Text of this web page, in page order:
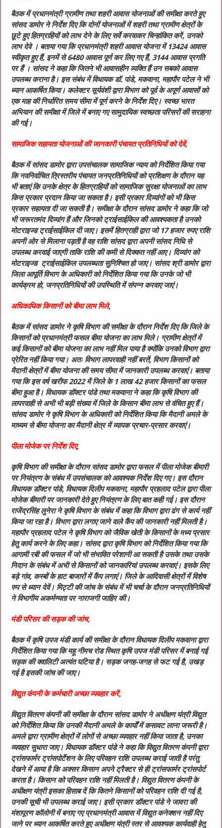
बैठक में प्रधानमंत्री ग्रामीण तथा शहरी आवास योजनाओं की समीक्षा करते हुए
सांसद डामोर ने निर्देश दिए कि दोनों योजनाओं में शहरी तथा ग्रामीण क्षेत्रों के
छूटे हुए हितग्राहियों को लाभ देने के लिए सर्वे करवाकर चिन्हांकित करें, उनको
लाभ देवे । बताया गया कि प्रधानमंत्री शहरी आवास योजना में 13424 आवास
स्वीकृत हुए हैं, इनमें से 6480 आवास पूर्ण कर लिए गए हैं, 3144 आवास प्रगति
पर हैं । सांसद ने कहा कि जितने भी आवासहीन व्यक्ति हैं उन सबको आवास
उपलब्ध कराना है। इस संबंध में विधायक डॉ. पांडे, मकवाना, महापौर पटेल ने भी
ध्यान आकर्षित किया। कलेक्टर सूर्यवंशी द्वारा विभाग को पूर्व के अपूर्ण आवासों को
एक माह की निर्धारित समय सीमा में पूर्ण करने के निर्देश दिए। स्वच्छ भारत
अभियान की समीक्षा में जिले में बनाए गए सामुदायिक स्वच्छता परिसरों की सराहना
की गई।
सामाजिक सहायता योजनाओं की जानकारी पंचायत प्रतिनिधियों को देवें,
बैठक में सांसद डामोर द्वारा उपसंचालक सामाजिक न्याय को निर्देशित किया गया
कि नवनिर्वाचित त्रिस्तरीय पंचायत जनप्रतिनिधियों को प्रशिक्षण के दौरान यह
भी बताएं कि उनके क्षेत्र के हितग्राहियों को सामाजिक सुरक्षा योजनाओं का लाभ
किस प्रकार प्रदान किया जा सकता है। इसी प्रकार दिव्यांगों को भी किस
प्रकार सहायता दी जा सकती है। समीक्षा के दौरान सांसद डामोर ने कहा कि जो
भी जरूरतमंद दिव्यांग हैं और जिनको ट्राईसाईकिल की आवश्यकता है उनको
मोटराइज्ड ट्राईसाईकिल दी जाए। इसमें हितग्राही द्वारा जो 17 हजार रुपए राशि
अपनी ओर से मिलाना पड़ती है वह राशि सांसद द्वारा अपनी सांसद निधि से
उपलब्ध करवाई जाएगी ताकि राशि की कमी से दिक्कत नहीं आए। दिव्यांग को
मोटराइज्ड ट्राईसाईकिल उपलब्धता सुनिश्चित हो जाए। सांसद श्री डामोर द्वारा
जिला आपूर्ति विभाग के अधिकारी को निर्देशित किया गया कि उनके जो भी
कार्यक्रम हो, जनप्रतिनिधियों की उपस्थिति में संपन्न करवाए जाएं।
अधिकाधिक किसानों को बीमा लाभ मिले,
बैठक में सांसद डामोर ने कृषि विभाग की समीक्षा के दौरान निर्देश दिए कि जिले के
किसानों को प्रधानमंत्री फसल बीमा योजना का लाभ मिले। ग्रामीण क्षेत्रों में
कई किसानों को बीमा योजना का लाभ नहीं मिल पाया है क्योंकि उनको विभाग द्वारा
प्रेरित नहीं किया गया। अतः विभाग लापरवाही नहीं बरतें, विभाग किसानों को
मैदानी क्षेत्रों में बीमा योजना की समय सीमा में जानकारी उपलब्ध करवाएं। बताया
गया कि इस वर्ष खरीफ 2022 में जिले के 1 लाख 42 हजार किसानों का फसल
बीमा हुआ है। विधायक डॉक्टर पांडे तथा मकवाना ने कहा कि कृषि विभाग की
लापरवाही से अभी भी बड़ी संख्या में जिले के किसान बीमा लाभ से वंचित हुए हैं।
सांसद डामोर ने कृषि विभाग के अधिकारी को निर्देशित किया कि मैदानी अमले के
माध्यम से बीमा योजना का मैदानी क्षेत्र में व्यापक प्रचार-प्रसार करवाएं।
पीला मोजेक पर निर्देश दिए,
कृषि विभाग की समीक्षा के दौरान सांसद डामोर द्वारा फसल में पीला मोजेक बीमारी
पर नियंत्रण के संबंध में उपसंचालक को आवश्यक निर्देश दिए गए। इस दौरान
विधायक डॉक्टर पांडे, विधायक दिलीप मकवाना, महापौर प्रहलाद पटेल द्वारा पीला
मोजेक बीमारी पर जानकारी देते हुए नियंत्रण के लिए बात कही गई। इस दौरान
राजेंद्रसिंह लुनेरा ने कृषि विभाग के संबंध में कहा कि विभाग द्वारा ढंग से कार्य नहीं
किया जा रहा है। विभाग द्वारा लगाए जाने वाले कैंप की जानकारी नहीं मिलती है।
महापौर प्रहलाद पटेल ने कृषि विभाग को जैविक खेती के किसानों के मध्य प्रसार
हेतु कार्य करने के लिए कहा। सांसद द्वारा कृषि विभाग को निर्देशित किया गया कि
आगामी रबी की फसल में जो भी संभावित परेशानी आ सकती है उसके तथा उसके
निदान के संबंध में अभी से किसानों को जानकारियां उपलब्ध करवाएं। इसके लिए
बड़े गांव, कस्बों के हाट बाजारों में कैंप लगाएं। जिले के आदिवासी क्षेत्रों में विशेष
रुप से ध्यान देवें। मिट्टी की जांच के संबंध में भी चर्चा के दौरान जनप्रतिनिधियों
ने विभागीय अकर्मण्यता पर नाराजगी जाहिर की।
मंडी परिसर की सड़क की जांच,
बैठक में कृषि उपज मंडी कार्य की समीक्षा के दौरान विधायक दिलीप मकवाना द्वारा
निर्देशित किया गया कि महू नीमच रोड स्थित कृषि उपज मंडी परिसर में बनाई गई
सड़क की क्वालिटी अत्यंत घटिया है। सड़क जगह-जगह से फट गई है, उखड़
गई है इसकी जांच की जाए।
विद्युत कंपनी के कर्मचारी अच्छा व्यवहार करें,
विद्युत वितरण कंपनी की समीक्षा के दौरान सांसद डामोर ने अधीक्षण यंत्री विद्युत
को निर्देशित किया कि उनकी मैदानी अमले के कार्यों में कसावट लाना जरूरी है।
अमले द्वारा ग्रामीण क्षेत्रों में लोगों से अच्छा व्यवहार नहीं किया जाता है, उनका
व्यवहार सुधारा जाए। विधायक डॉक्टर पांडे ने कहा कि विद्युत वितरण कंपनी द्वारा
ट्रांसफार्मर ट्रांसपोर्टेशन के लिए परिवहन राशि उपलब्ध कराई जाती है परंतु
देखने में आया है कि अक्सर किसान अपने ट्रैक्टर से ही ट्रांसफार्मर ट्रांसपोर्ट
करता है। किसान को परिवहन राशि नहीं मिलती है। विद्युत वितरण कंपनी के
अधीक्षण यंत्री इसका हिसाब दें कि कितने किसानों को परिवहन राशि दी गई है,
उनकी सूची भी उपलब्ध कराई जाए। इसी प्रकार डॉक्टर पांडे ने जावरा की
मंशापूरण कॉलोनी में बनाए गए प्रधानमंत्री आवास में विद्युत कनेक्शन नहीं दिए
जाने पर ध्यान आकर्षित करते हुए अधीक्षण यंत्री स्तर से आवश्यक कार्यवाही हेतु